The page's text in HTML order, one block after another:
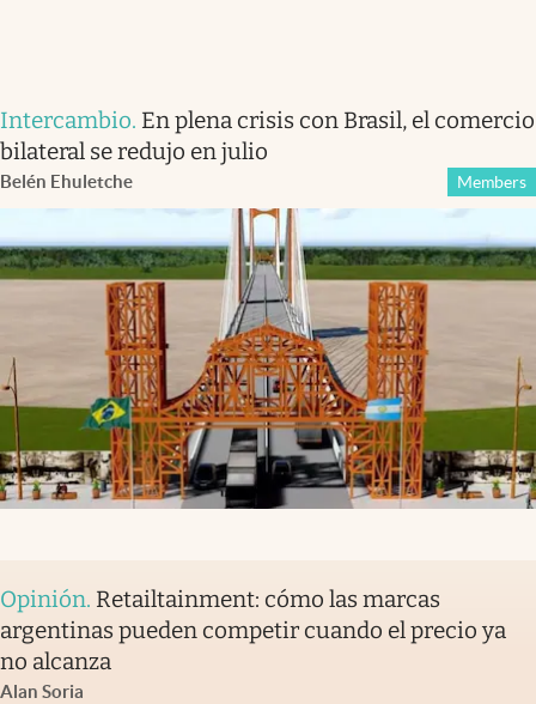
Intercambio. En plena crisis con Brasil, el comercio
bilateral se redujo en julio
Belén Ehuletche Members
Opinión. Retailtainment: cómo las marcas
argentinas pueden competir cuando el precio ya
no alcanza
Alan Soria